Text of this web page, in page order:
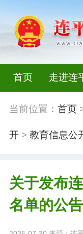
首页 走进连
当前位置： 首页
开> 教育信息公
关于发布
名单的公告